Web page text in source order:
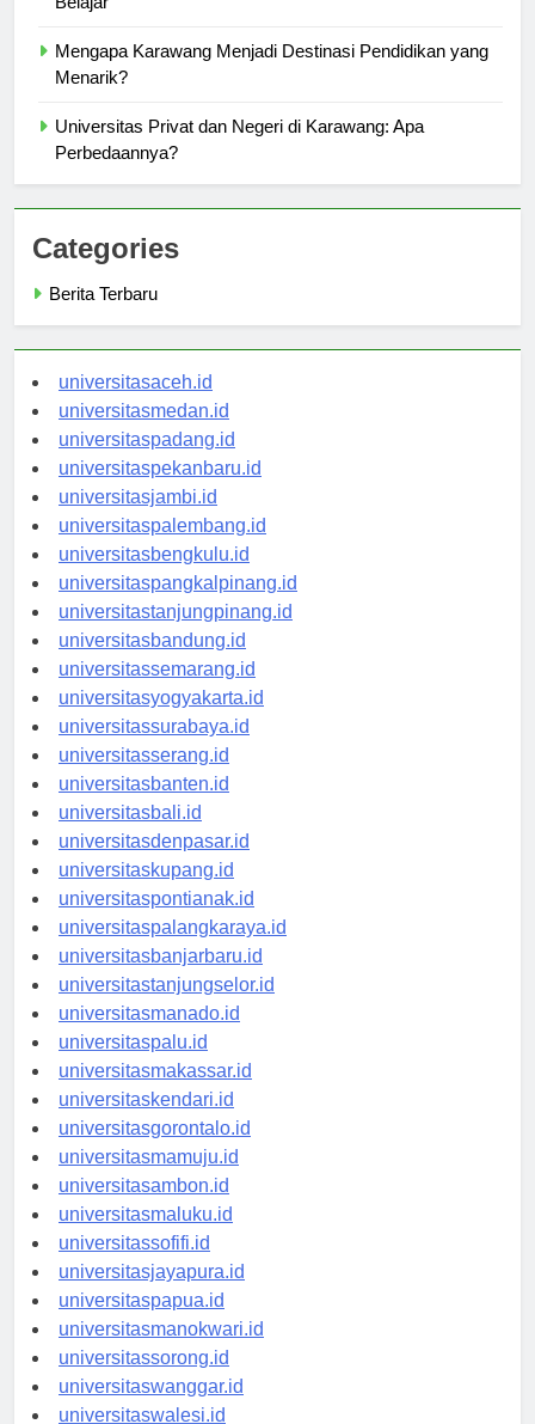
Mengapa Karawang Menjadi Destinasi Pendidikan yang
Universitas Privat dan Negeri di Karawang: Apa
Categories
universitasaceh.id
universitasmedan.id
universitaspadang.id
universitaspekanbaru.id
universitasjambi.id
universitaspalembang.id
universitasbengkulu.id
universitaspangkalpinang.id
universitastanjungpinang.id
universitasbandung.id
universitassemarang.id
universitasyogyakarta.id
universitassurabaya.id
universitasserang.id
universitasbanten.id
universitasbali.id
universitasdenpasar.id
universitaskupang.id
universitaspontianak.id
universitaspalangkaraya.id
universitasbanjarbaru.id
universitastanjungselor.id
universitasmanado.id
universitaspalu.id
universitasmakassar.id
universitaskendari.id
universitasgorontalo.id
universitasmamuju.id
universitasambon.id
universitasmaluku.id
universitassofifi.id
universitasjayapura.id
universitaspapua.id
universitasmanokwari.id
universitassorong.id
universitaswanggar.id